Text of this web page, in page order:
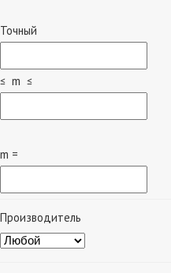
Точный
≤ m ≤
m =
Производитель